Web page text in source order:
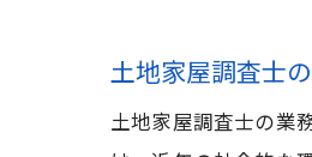
土地家屋調査士
土地家屋調査士の業